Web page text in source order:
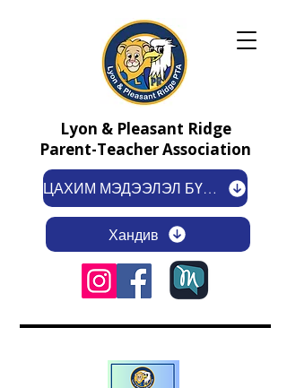
ЦАХИМ МЭДЭЭЛЭЛ БҮРТГҮҮЛЭХ
Хандив
Lyon & Pleasant Ridge
Parent-Teacher Association